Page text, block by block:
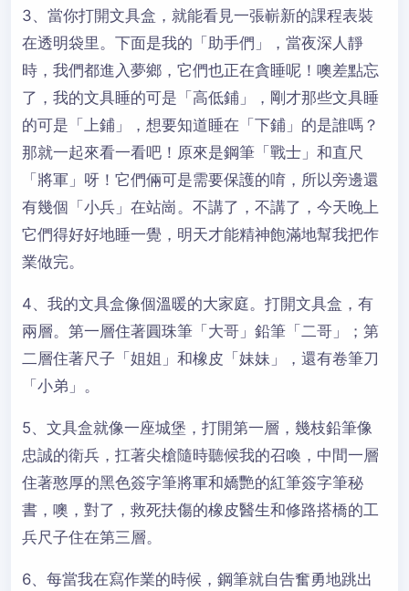
3、當你打開文具盒，就能看見一張嶄新的課程表裝
在透明袋里。下面是我的「助手們」，當夜深人靜
時，我們都進入夢鄉，它們也正在貪睡呢！噢差點忘
了，我的文具睡的可是「高低鋪」，剛才那些文具睡
的可是「上鋪」，想要知道睡在「下鋪」的是誰嗎？
那就一起來看一看吧！原來是鋼筆「戰士」和直尺
「將軍」呀！它們倆可是需要保護的唷，所以旁邊還
有幾個「小兵」在站崗。不講了，不講了，今天晚上
它們得好好地睡一覺，明天才能精神飽滿地幫我把作
業做完。
4、我的文具盒像個溫暖的大家庭。打開文具盒，有
兩層。第一層住著圓珠筆「大哥」鉛筆「二哥」；第
二層住著尺子「姐姐」和橡皮「妹妹」，還有卷筆刀
「小弟」。
5、文具盒就像一座城堡，打開第一層，幾枝鉛筆像
忠誠的衛兵，扛著尖槍隨時聽候我的召喚，中間一層
住著憨厚的黑色簽字筆將軍和嬌艷的紅筆簽字筆秘
書，噢，對了，救死扶傷的橡皮醫生和修路搭橋的工
兵尺子住在第三層。
6、每當我在寫作業的時候，鋼筆就自告奮勇地跳出